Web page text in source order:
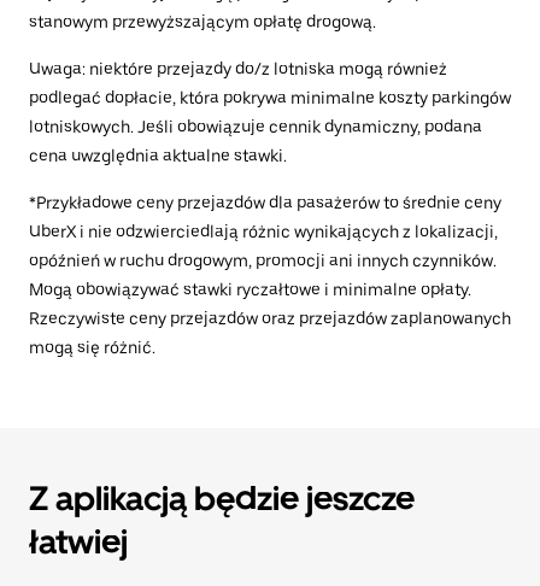
stanowym przewyższającym opłatę drogową.
Uwaga: niektóre przejazdy do/z lotniska mogą również
podlegać dopłacie, która pokrywa minimalne koszty parkingów
lotniskowych. Jeśli obowiązuje cennik dynamiczny, podana
cena uwzględnia aktualne stawki.
*Przykładowe ceny przejazdów dla pasażerów to średnie ceny
UberX i nie odzwierciedlają różnic wynikających z lokalizacji,
opóźnień w ruchu drogowym, promocji ani innych czynników.
Mogą obowiązywać stawki ryczałtowe i minimalne opłaty.
Rzeczywiste ceny przejazdów oraz przejazdów zaplanowanych
mogą się różnić.
Z aplikacją będzie jeszcze
łatwiej